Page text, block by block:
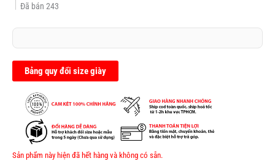
Đã bán 243
Bảng quy đổi size giày
Sản phẩm này hiện đã hết hàng và không có sẵn.